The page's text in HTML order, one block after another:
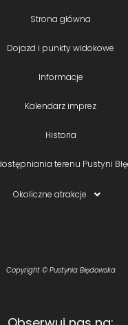
Strona główna
Dojazd i punkty widokowe
Informacje
Kalendarz imprez
Historia
terenu Pustyni
Okoliczne atrakcje
Copyright © Pustynia Błędowska